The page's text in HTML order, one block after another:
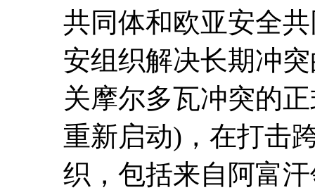
共同体和欧亚安全
安组织解决长期冲
关摩尔多瓦冲突的
重新启动)，在打击
织，包括来自阿富